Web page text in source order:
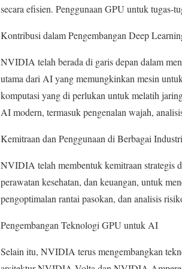
secara efisien. Penggunaan GPU untuk tugas-
Kontribusi dalam Pengembangan Deep
NVIDIA telah berada di garis depan dalam
utama dari AI yang memungkinkan mesin
komputasi yang di perlukan untuk melatih
AI modern, termasuk pengenalan wajah,
Kemitraan dan Penggunaan di Berbagai Industri
NVIDIA telah membentuk kemitraan strategis
perawatan kesehatan, dan keuangan, untuk
pengoptimalan rantai pasokan, dan analisis
Pengembangan Teknologi GPU untuk AI
Selain itu, NVIDIA terus mengembangkan